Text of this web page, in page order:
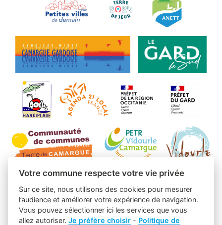
Votre commune respecte votre vie privée
Sur ce site, nous utilisons des cookies pour mesurer
l’audience et améliorer votre expérience de navigation.
Vous pouvez sélectionner ici les services que vous
allez autoriser.Je préfère choisir - Politique de